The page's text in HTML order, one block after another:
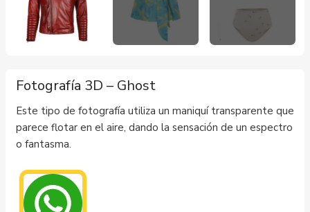
Fotografía 3D – Ghost
Este tipo de fotografía utiliza un maniquí transparente que
parece flotar en el aire, dando la sensación de un espectro
o fantasma.